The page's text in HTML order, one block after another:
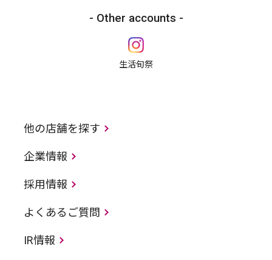
Other accounts
生活旬祭
他の店舗を探す
企業情報
採用情報
よくあるご質問
IR情報